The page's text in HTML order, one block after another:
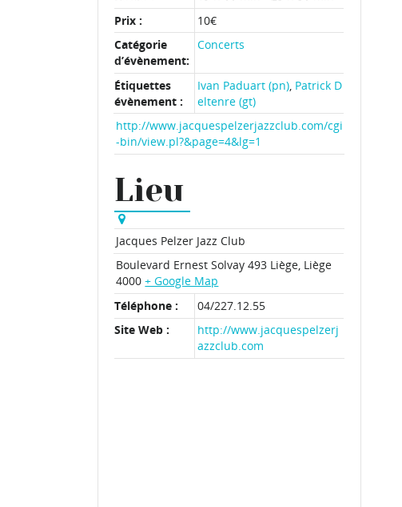
Prix :
10€
Catégorie
d’évènement:
Concerts
Étiquettes
évènement :
Ivan Paduart (pn) Patrick D
eltenre (gt)
http://www.jacquespelzerjazzclub.com/cgi
-bin/view.pl?&page=4&lg=1
Lieu
Jacques Pelzer Jazz Club
Boulevard Ernest Solvay 493 Liège, Liège
4000 + Google Map
Téléphone :
04/227.12.55
Site Web :
http://www.jacquespelzerj
azzclub.com